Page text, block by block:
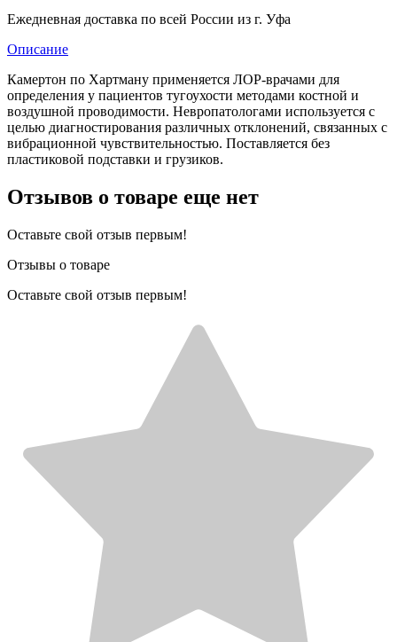
Ежедневная доставка по всей России из г. Уфа
Описание
Камертон по Хартману применяется ЛОР-врачами для
определения у пациентов тугоухости методами костной и
воздушной проводимости. Невропатологами используется с
целью диагностирования различных отклонений, связанных с
вибрационной чувствительностью. Поставляется без
пластиковой подставки и грузиков.
Отзывов о товаре еще нет
Оставьте свой отзыв первым!
Отзывы о товаре
Оставьте свой отзыв первым!